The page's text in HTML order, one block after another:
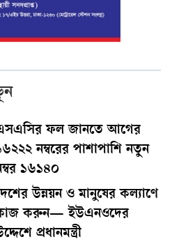
ফল জানতে আগের
নম্বরের পাশাপাশি নতুন
১৬১৪০
উন্নয়ন ও মানুষের কল্যাণে
করুন— ইউএনওদের
প্রধানমন্ত্রী